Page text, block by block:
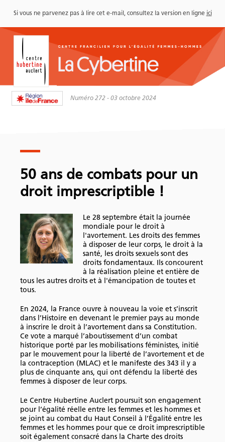
Si vous ne parvenez pas à lire cet e-mail, consultez la version en ligne ici
Numéro 272 - 03 octobre 2024
50 ans de combats pour un
droit imprescriptible !
Le 28 septembre était la journée
mondiale pour le droit à
l'avortement. Les droits des femmes
à disposer de leur corps, le droit à la
santé, les droits sexuels sont des
droits fondamentaux. Ils concourent
à la réalisation pleine et entière de
tous les autres droits et à l'émancipation de toutes et
tous.
En 2024, la France ouvre à nouveau la voie et s’inscrit
dans l’Histoire en devenant le premier pays au monde
à inscrire le droit à l’avortement dans sa Constitution.
Ce vote a marqué l’aboutissement d’un combat
historique porté par les mobilisations féministes, initié
par le mouvement pour la liberté de l’avortement et de
la contraception (MLAC) et le manifeste des 343 il y a
plus de cinquante ans, qui ont défendu la liberté des
femmes à disposer de leur corps.
Le Centre Hubertine Auclert poursuit son engagement
pour l’égalité réelle entre les femmes et les hommes et
se joint au combat du Haut Conseil à l’Égalité entre les
femmes et les hommes pour que ce droit imprescriptible
soit également consacré dans la Charte des droits